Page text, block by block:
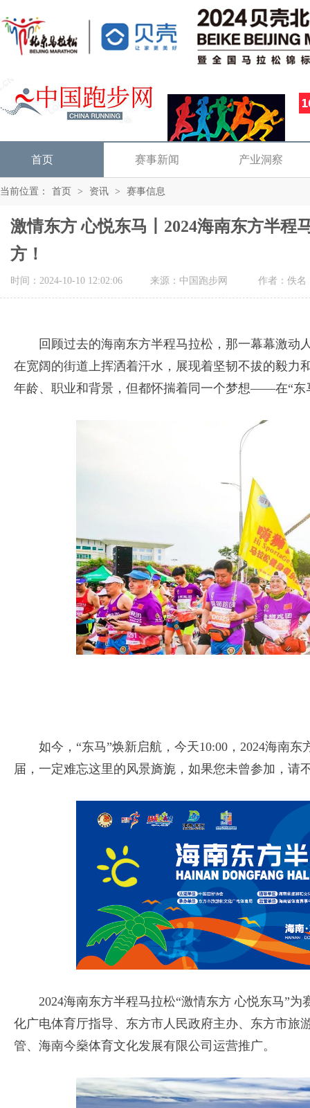
首页 赛事新闻 产业洞察
当前位置： 首页 > 资讯 > 赛事信息
激情东方 心悦东马丨2024海南东方半程
方！
时间：2024-10-10 12:02:06 来源：中国跑步网 作者：佚名
回顾过去的海南东方半程马拉松，那一幕幕激动
在宽阔的街道上挥洒着汗水，展现着坚韧不拔的毅力
年龄、职业和背景，但都怀揣着同一个梦想——在“东
如今，“东马”焕新启航，今天10:00，2024海南
届，一定难忘这里的‌风景旖旎，如果您未曾参加，
2024海南东方半程马拉松“激情东方 心悦东马”
化广电体育厅指导、东方市人民政府主办、东方市旅
管、海南今燊体育文化发展有限公司运营推广。